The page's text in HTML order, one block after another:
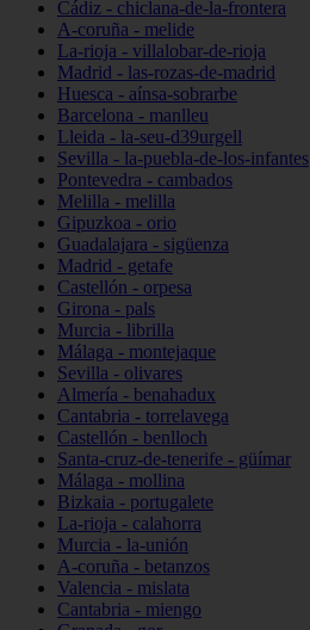
Cádiz - chiclana-de-la-frontera
A-coruña - melide
La-rioja - villalobar-de-rioja
Madrid - las-rozas-de-madrid
Huesca - aínsa-sobrarbe
Barcelona - manlleu
Lleida - la-seu-d39urgell
Sevilla - la-puebla-de-los-infantes
Pontevedra - cambados
Melilla - melilla
Gipuzkoa - orio
Guadalajara - sigüenza
Madrid - getafe
Castellón - orpesa
Girona - pals
Murcia - librilla
Málaga - montejaque
Sevilla - olivares
Almería - benahadux
Cantabria - torrelavega
Castellón - benlloch
Santa-cruz-de-tenerife - güímar
Málaga - mollina
Bizkaia - portugalete
La-rioja - calahorra
Murcia - la-unión
A-coruña - betanzos
Valencia - mislata
Cantabria - miengo